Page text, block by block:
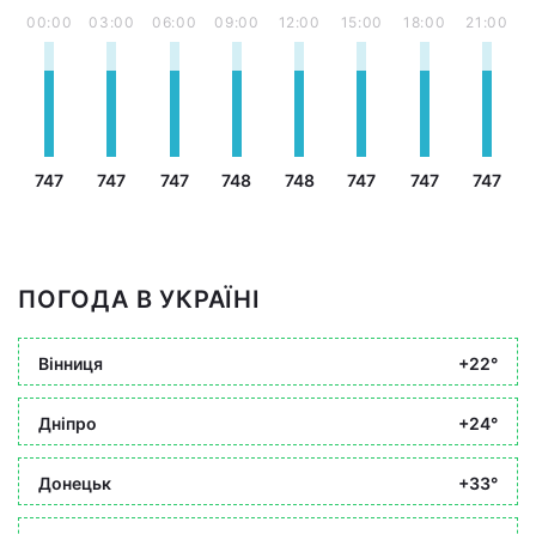
00:00
747
03:00
747
06:00
747
09:00
748
12:00
748
15:00
747
18:00
747
21:00
747
ПОГОДА В УКРАЇНІ
Вінниця +22°
Дніпро +24°
Донецьк +33°